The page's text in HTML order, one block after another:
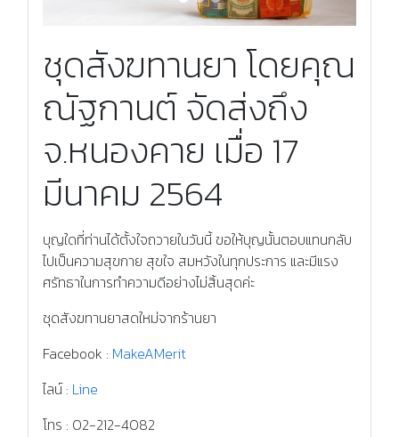
Previous Next
ชุดสังฆทานยา โดยคุณ
ณัฐกานต์ จัดส่งถึง
จ.หนองคาย เมื่อ 17